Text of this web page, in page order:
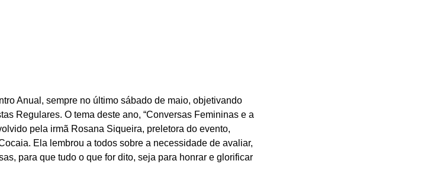
Anual, sempre no último sábado de maio, objetivando
Regulares. O tema deste ano, “Conversas Femininas e a
pela irmã Rosana Siqueira, preletora do evento,
Ela lembrou a todos sobre a necessidade de avaliar,
para que tudo o que for dito, seja para honrar e glorificar